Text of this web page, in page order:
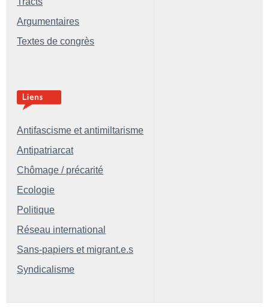
Argumentaires
Textes de congrès
Antifascisme et antimiltarisme
Antipatriarcat
Chômage / précarité
Ecologie
Politique
Réseau international
Sans-papiers et migrant.e.s
Syndicalisme